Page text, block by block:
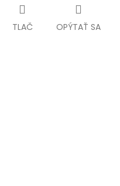
TLAČ OPÝTAŤ SA